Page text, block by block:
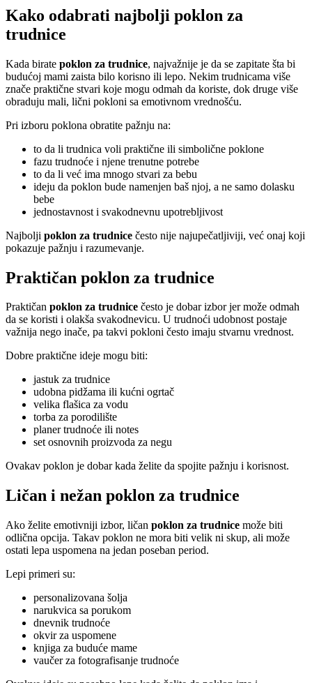
Kako odabrati najbolji poklon za
trudnice
Kada birate poklon za trudnice, najvažnije je da se zapitate šta bi
budućoj mami zaista bilo korisno ili lepo. Nekim trudnicama više
znače praktične stvari koje mogu odmah da koriste, dok druge više
obraduju mali, lični pokloni sa emotivnom vrednošću.
Pri izboru poklona obratite pažnju na:
to da li trudnica voli praktične ili simbolične poklone
fazu trudnoće i njene trenutne potrebe
to da li već ima mnogo stvari za bebu
ideju da poklon bude namenjen baš njoj, a ne samo dolasku
bebe
jednostavnost i svakodnevnu upotrebljivost
Najbolji poklon za trudnice često nije najupečatljiviji, već onaj koji
pokazuje pažnju i razumevanje.
Praktičan poklon za trudnice
Praktičan poklon za trudnice često je dobar izbor jer može odmah
da se koristi i olakša svakodnevicu. U trudnoći udobnost postaje
važnija nego inače, pa takvi pokloni često imaju stvarnu vrednost.
Dobre praktične ideje mogu biti:
jastuk za trudnice
udobna pidžama ili kućni ogrtač
velika flašica za vodu
torba za porodilište
planer trudnoće ili notes
set osnovnih proizvoda za negu
Ovakav poklon je dobar kada želite da spojite pažnju i korisnost.
Ličan i nežan poklon za trudnice
Ako želite emotivniji izbor, ličan poklon za trudnice može biti
odlična opcija. Takav poklon ne mora biti velik ni skup, ali može
ostati lepa uspomena na jedan poseban period.
Lepi primeri su:
personalizovana šolja
narukvica sa porukom
dnevnik trudnoće
okvir za uspomene
knjiga za buduće mame
vaučer za fotografisanje trudnoće